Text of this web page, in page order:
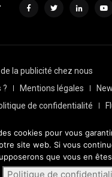
de la publicité chez nous
?
Mentions légales
de confidentialité
Tout droits
cookies pour vous
site web. Si vous
que vous en
Politique de